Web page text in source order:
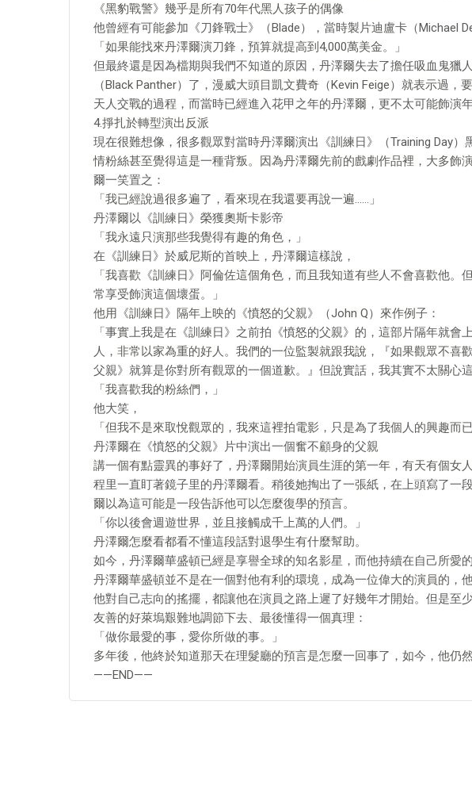
《黑豹戰警》幾乎是所有70年代黑人孩子的偶像
他曾經有可能參加《刀鋒戰士》（Blade），當時製片迪盧卡（Michael
「如果能找來丹澤爾演刀鋒，預算就提高到4,000萬美金。」
但最終還是因為檔期與我們不知道的原因，丹澤爾失去了擔任吸血鬼獵
（Black Panther）了，漫威大頭目凱文費奇（Kevin Feige）就表示過，
天人交戰的過程，而當時已經進入花甲之年的丹澤爾，更不太可能飾演
4.掙扎於轉型演出反派
現在很難想像，很多觀眾對當時丹澤爾演出《訓練日》（Training Day
情粉絲甚至覺得這是一種背叛。因為丹澤爾先前的戲劇作品裡，大多飾
爾一笑置之：
「我已經說過很多遍了，看來現在我還要再說一遍……」
丹澤爾以《訓練日》榮獲奧斯卡影帝
「我永遠只演那些我覺得有趣的角色，」
在《訓練日》於威尼斯的首映上，丹澤爾這樣說，
「我喜歡《訓練日》阿倫佐這個角色，而且我知道有些人不會喜歡他。
常享受飾演這個壞蛋。」
他用《訓練日》隔年上映的《憤怒的父親》（John Q）來作例子：
「事實上我是在《訓練日》之前拍《憤怒的父親》的，這部片隔年就會
人，非常以家為重的好人。我們的一位監製就跟我說，『如果觀眾不喜
父親》就算是你對所有觀眾的一個道歉。』但說實話，我其實不太關心這
「我喜歡我的粉絲們，」
他大笑，
「但我不是來取悅觀眾的，我來這裡拍電影，只是為了我個人的興趣而已
丹澤爾在《憤怒的父親》片中演出一個奮不顧身的父親
講一個有點靈異的事好了，丹澤爾開始演員生涯的第一年，有天有個女
程里一直盯著鏡子里的丹澤爾看。稍後她掏出了一張紙，在上頭寫了一
爾以為這可能是一段告訴他可以怎麼復學的預言。
「你以後會週遊世界，並且接觸成千上萬的人們。」
丹澤爾怎麼看都看不懂這段話對退學生有什麼幫助。
如今，丹澤爾華盛頓已經是享譽全球的知名影星，而他持續在自己所愛
丹澤爾華盛頓並不是在一個對他有利的環境，成為一位偉大的演員的，
他對自己志向的搖擺，都讓他在演員之路上遲了好幾年才開始。但是至
友善的好萊塢艱難地調節下去、最後懂得一個真理：
「做你最愛的事，愛你所做的事。」
多年後，他終於知道那天在理髮廳的預言是怎麼一回事了，如今，他仍
——END——